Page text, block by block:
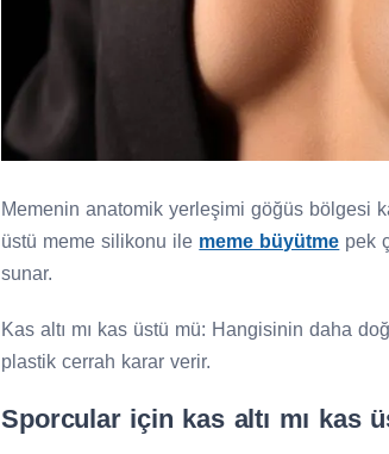
Memenin anatomik yerleşimi göğüs bölgesi
üstü meme silikonu ile meme büyütme pek
sunar.
Kas altı mı kas üstü mü: Hangisinin daha
plastik cerrah karar verir.
Sporcular için kas altı mı kas